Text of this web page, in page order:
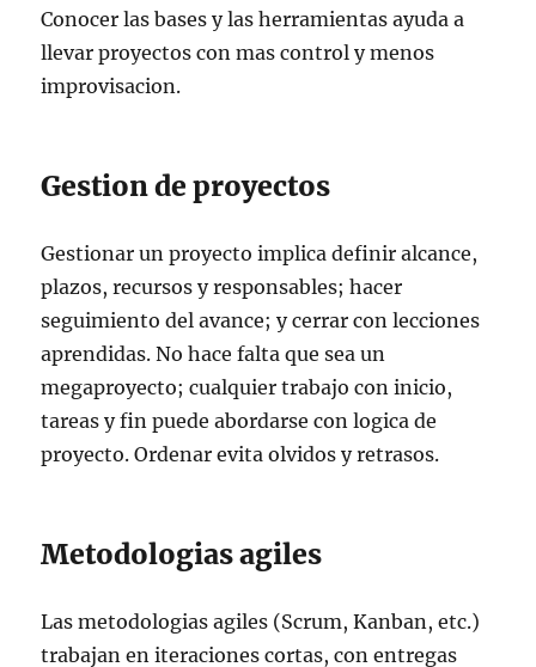
Conocer las bases y las herramientas ayuda a
llevar proyectos con mas control y menos
improvisacion.
Gestion de proyectos
Gestionar un proyecto implica definir alcance,
plazos, recursos y responsables; hacer
seguimiento del avance; y cerrar con lecciones
aprendidas. No hace falta que sea un
megaproyecto; cualquier trabajo con inicio,
tareas y fin puede abordarse con logica de
proyecto. Ordenar evita olvidos y retrasos.
Metodologias agiles
Las metodologias agiles (Scrum, Kanban, etc.)
trabajan en iteraciones cortas, con entregas